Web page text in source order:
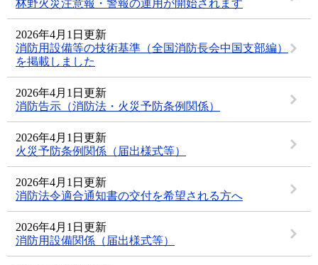
林野火災注意報・警報の運用が開始されます
2026年4月1日更新
消防用設備等の技術基準（全国消防長会中国支部編）
を掲載しました
2026年4月1日更新
消防告示（消防法・火災予防条例関係）
2026年4月1日更新
火災予防条例関係（届出様式等）
2026年4月1日更新
消防法令適合通知書の交付を希望される方へ
2026年4月1日更新
消防用設備関係（届出様式等）